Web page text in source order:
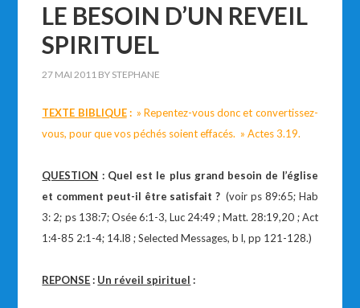
LE BESOIN D’UN REVEIL
SPIRITUEL
27 MAI 2011 BY STEPHANE
TEXTE BIBLIQUE:» Repentez-vous donc et convertissez-
vous, pour que vos péchés soient effacés. » Actes 3.19.
QUESTION : Quel est le plus grand besoin de l’église
et comment peut-il être satisfait ? (voir ps 89:65; Hab
3: 2; ps 138:7; Osée 6:1-3, Luc 24:49 ; Matt. 28:19,20 ; Act
1:4-85 2:1-4; 14.l8 ; Selected Messages, b l, pp 121-128.)
REPONSE: Un réveil spirituel :